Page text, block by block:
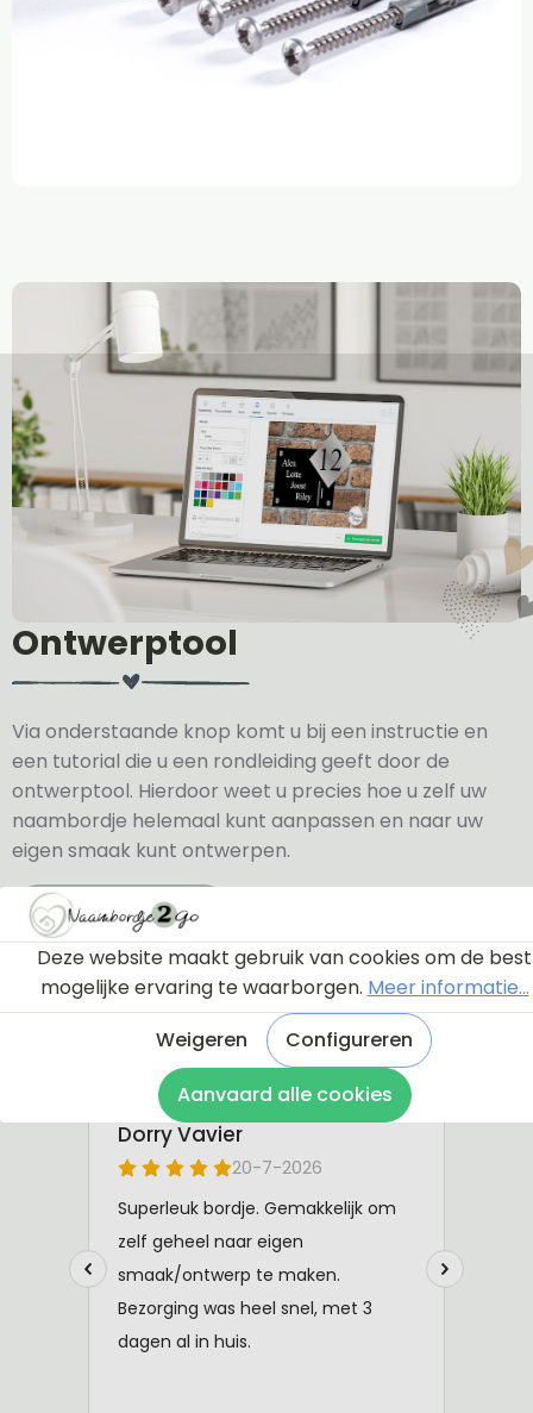
Ontwerptool
Via onderstaande knop komt u bij een instructie en
een tutorial die u een rondleiding geeft door de
ontwerptool. Hierdoor weet u precies hoe u zelf uw
naambordje helemaal kunt aanpassen en naar uw
eigen smaak kunt ontwerpen.
Bekijk de instructie
Deze website maakt gebruik van cookies om de best
mogelijke ervaring te waarborgen. Meer informatie...
Weigeren
Configureren
Aanvaard alle cookies